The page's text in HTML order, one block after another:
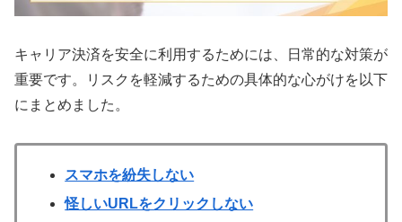
キャリア決済を安全に利用するためには、日常的な対策が
重要です。リスクを軽減するための具体的な心がけを以下
にまとめました。
スマホを紛失しない
怪しいURLをクリックしない